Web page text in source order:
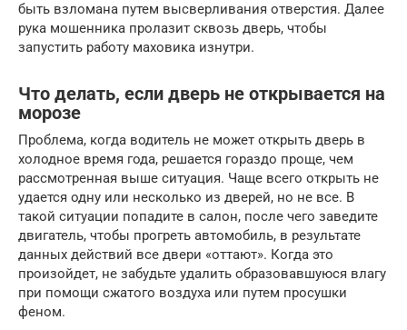
быть взломана путем высверливания отверстия. Далее
рука мошенника пролазит сквозь дверь, чтобы
запустить работу маховика изнутри.
Что делать, если дверь не открывается на
морозе
Проблема, когда водитель не может открыть дверь в
холодное время года, решается гораздо проще, чем
рассмотренная выше ситуация. Чаще всего открыть не
удается одну или несколько из дверей, но не все. В
такой ситуации попадите в салон, после чего заведите
двигатель, чтобы прогреть автомобиль, в результате
данных действий все двери «оттают». Когда это
произойдет, не забудьте удалить образовавшуюся влагу
при помощи сжатого воздуха или путем просушки
феном.